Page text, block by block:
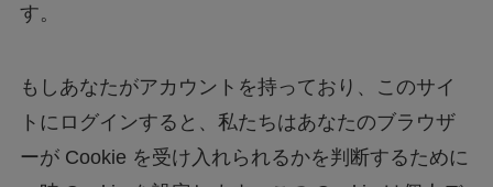
す。
もしあなたがアカウントを持っており、このサイ
トにログインすると、私たちはあなたのブラウザ
ーが Cookie を受け入れられるかを判断するために